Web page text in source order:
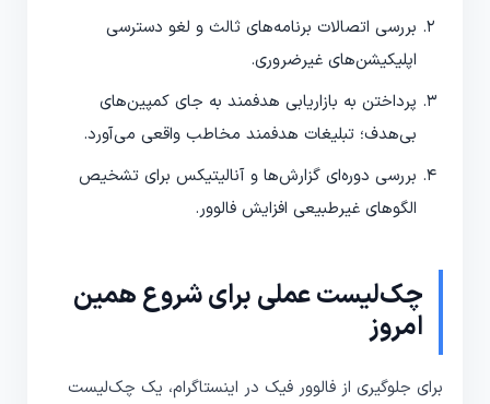
بررسی اتصالات برنامه‌های ثالث و لغو دسترسی
اپلیکیشن‌های غیرضروری.
پرداختن به بازاریابی هدفمند به جای کمپین‌های
بی‌هدف؛ تبلیغات هدفمند مخاطب واقعی می‌آورد.
بررسی دوره‌ای گزارش‌ها و آنالیتیکس برای تشخیص
الگوهای غیرطبیعی افزایش فالوور.
چک‌لیست عملی برای شروع همین
امروز
برای جلوگیری از فالوور فیک در اینستاگرام، یک چک‌لیست